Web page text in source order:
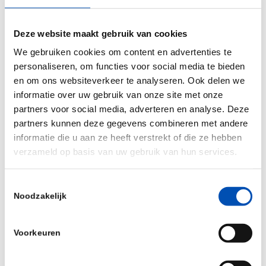
Deze website maakt gebruik van cookies
We gebruiken cookies om content en advertenties te
personaliseren, om functies voor social media te bieden
en om ons websiteverkeer te analyseren. Ook delen we
informatie over uw gebruik van onze site met onze
partners voor social media, adverteren en analyse. Deze
partners kunnen deze gegevens combineren met andere
informatie die u aan ze heeft verstrekt of die ze hebben
verzameld op basis van uw gebruik van hun services.
Noodzakelijk
Voorkeuren
pop-up studio in Rijksmuseum Boerhaave in
Leiden, belichten we onder begeleiding van
ervaren tafelheerPatrick Nederkoornen samen
met
Aukje Kuypers
, de verschillende
perspectieven op ons vraagstuk.
Kuijpers Talks is verfrissend door de setting, de
hoge kwaliteit en verrassende pauzemomenten
waarin we inhoud afwisselen met een culturele
Kuijpers Talks is interessant voor iedereen die